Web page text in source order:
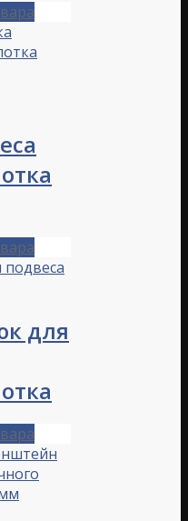
для